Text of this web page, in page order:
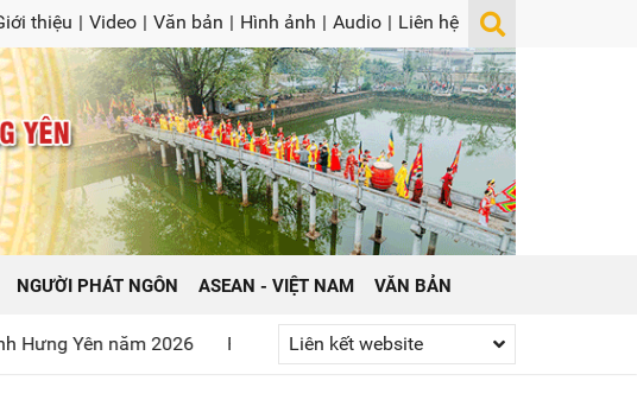
thiệu | Video | Văn bản | Hình ảnh | Audio | Liên hệ
NGƯỜI PHÁT NGÔN ASEAN - VIỆT NAM VĂN BẢN
2026 Phát huy truyền thống “Uống nước nhớ nguồn”
Liên kết website